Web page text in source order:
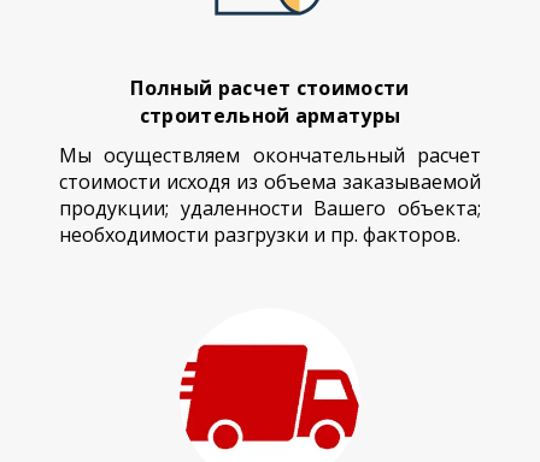
Полный расчет стоимости
строительной арматуры
Мы осуществляем окончательный расчет
стоимости исходя из объема заказываемой
продукции; удаленности Вашего объекта;
необходимости разгрузки и пр. факторов.